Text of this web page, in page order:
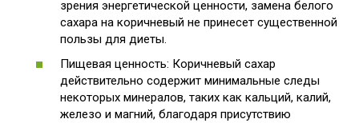
зрения энергетической ценности, замена белого
сахара на коричневый не принесет существенной
пользы для диеты.
Пищевая ценность: Коричневый сахар
действительно содержит минимальные следы
некоторых минералов, таких как кальций, калий,
железо и магний, благодаря присутствию